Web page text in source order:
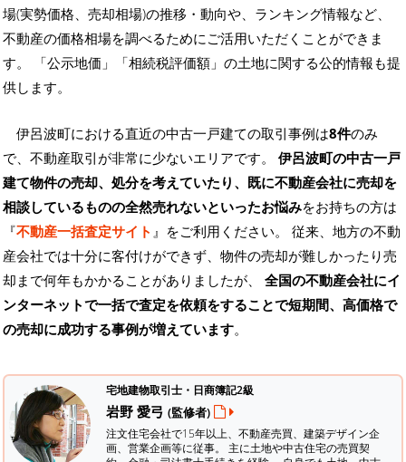
場(実勢価格、売却相場)の推移・動向や、ランキング情報など、
不動産の価格相場を調べるためにご活用いただくことができま
す。
「公示地価」「相続税評価額」の土地に関する公的情報も提
供します。
伊呂波町における直近の中古一戸建ての取引事例は8件のみ
で、不動産取引が非常に少ないエリアです。 伊呂波町の中古一戸
建て物件の売却、処分を考えていたり、既に不動産会社に売却を
相談しているものの全然売れないといったお悩みをお持ちの方は
『不動産一括査定サイト 』をご利用ください。 従来、地方の不動
産会社では十分に客付けができず、物件の売却が難しかったり売
却まで何年もかかることがありましたが、 全国の不動産会社にイ
ンターネットで一括で査定を依頼をすることで短期間、高価格で
の売却に成功する事例が増えています。
宅地建物取引士・日商簿記2級
岩野 愛弓 (監修者)
注文住宅会社で15年以上、不動産売買、建築デザイン企
画、営業企画等に従事。 主に土地や中古住宅の売買契